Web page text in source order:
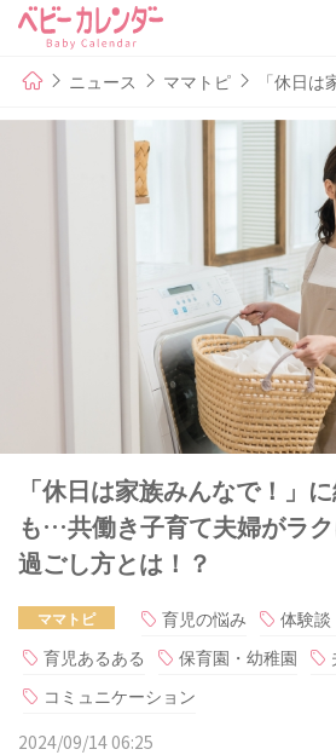
ニュース ママトピ 「休日
「休日は家族みんなで！」
も…共働き子育て夫婦がラ
過ごし方とは！？
ママトピ 育児の悩み
体験談
育児あるある
保育園・幼稚園
コミュニケーション
2024/09/14 06:25